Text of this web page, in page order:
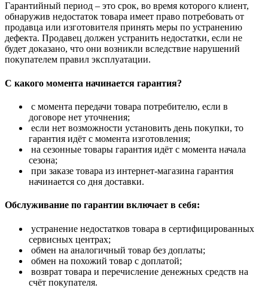
Гарантийный период – это срок, во время которого клиент,
обнаружив недостаток товара имеет право потребовать от
продавца или изготовителя принять меры по устранению
дефекта. Продавец должен устранить недостатки, если не
будет доказано, что они возникли вследствие нарушений
покупателем правил эксплуатации.
С какого момента начинается гарантия?
с момента передачи товара потребителю, если в
договоре нет уточнения;
если нет возможности установить день покупки, то
гарантия идёт с момента изготовления;
на сезонные товары гарантия идёт с момента начала
сезона;
при заказе товара из интернет-магазина гарантия
начинается со дня доставки.
Обслуживание по гарантии включает в себя:
устранение недостатков товара в сертифицированных
сервисных центрах;
обмен на аналогичный товар без доплаты;
обмен на похожий товар с доплатой;
возврат товара и перечисление денежных средств на
счёт покупателя.